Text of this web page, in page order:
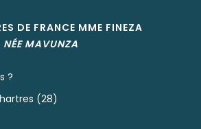
DE FRANCE MME FINEZA
NÉE MAVUNZA
?
(28)